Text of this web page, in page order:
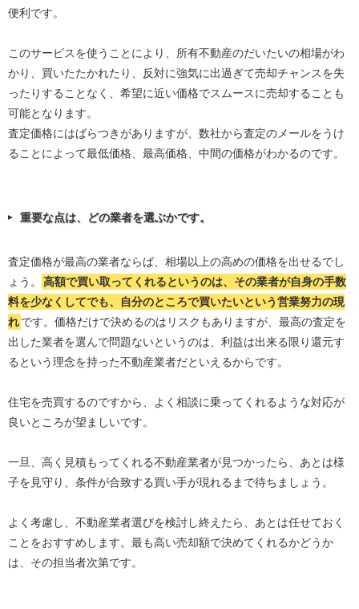
便利です。
このサービスを使うことにより、所有不動産のだいたいの相場がわ
かり、買いたたかれたり、反対に強気に出過ぎて売却チャンスを失
ったりすることなく、希望に近い価格でスムースに売却することも
可能となります。
査定価格にはばらつきがありますが、数社から査定のメールをうけ
ることによって最低価格、最高価格、中間の価格がわかるのです。
重要な点は、どの業者を選ぶかです。
査定価格が最高の業者ならば、相場以上の高めの価格を出せるでし
ょう。
高額で買い取ってくれるというのは、その業者が自身の手数
料を少なくしてでも、自分のところで買いたいという営業努力の現
れです。価格だけで決めるのはリスクもありますが、最高の査定を
出した業者を選んで問題ないというのは、利益は出来る限り還元す
るという理念を持った不動産業者だといえるからです。
住宅を売買するのですから、よく相談に乗ってくれるような対応が
良いところが望ましいです。
一旦、高く見積もってくれる不動産業者が見つかったら、あとは様
子を見守り、条件が合致する買い手が現れるまで待ちましょう。
よく考慮し、不動産業者選びを検討し終えたら、あとは任せておく
ことをおすすめします。最も高い売却額で決めてくれるかどうか
は、その担当者次第です。